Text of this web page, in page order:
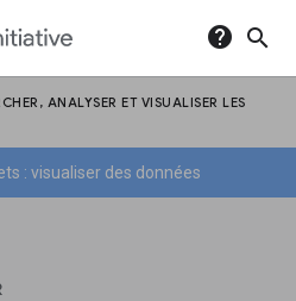
help search
ANALYSER ET VISUALISER LES
: visualiser des données